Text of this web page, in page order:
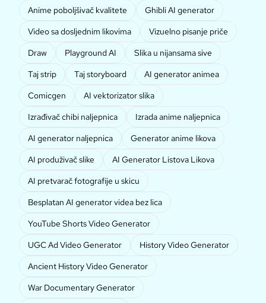
Anime poboljšivač kvalitete
Ghibli AI generator
Video sa dosljednim likovima
Vizuelno pisanje priče
Draw
Playground AI
Slika u nijansama sive
Taj strip
Taj storyboard
AI generator animea
Comicgen
AI vektorizator slika
Izrađivač chibi naljepnica
Izrada anime naljepnica
AI generator naljepnica
Generator anime likova
AI produživač slike
AI Generator Listova Likova
AI pretvarač fotografije u skicu
Besplatan AI generator videa bez lica
YouTube Shorts Video Generator
UGC Ad Video Generator
History Video Generator
Ancient History Video Generator
War Documentary Generator